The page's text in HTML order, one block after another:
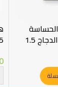
والعناية بالبشرة بنكهة الدجاج 1.5